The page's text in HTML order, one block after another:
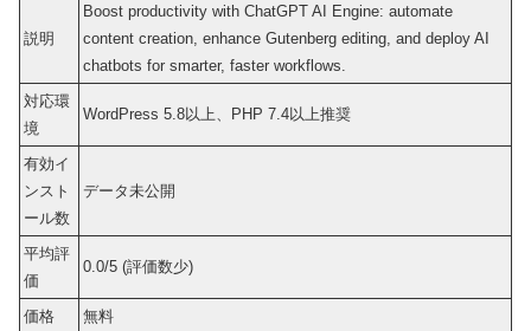
説明
Boost productivity with ChatGPT AI Engine: automate
content creation, enhance Gutenberg editing, and deploy AI
chatbots for smarter, faster workflows.
対応環
境
WordPress 5.8以上、PHP 7.4以上推奨
有効イ
ンスト
ール数
データ未公開
平均評
価
0.0/5 (評価数少)
価格
無料